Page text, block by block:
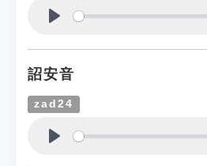
詔安音
zad24